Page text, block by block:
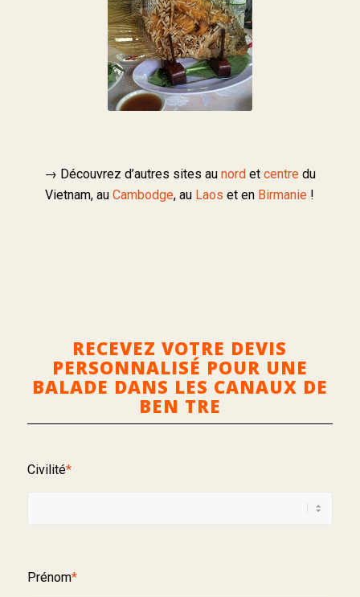
→ Découvrez d’autres sites au nordet centre du
Vietnam, auCambodge, au Laos et en Birmanie !
RECEVEZ VOTRE DEVIS
PERSONNALISÉ POUR UNE
BALADE DANS LES CANAUX DE
BEN TRE
Civilité*
Prénom*